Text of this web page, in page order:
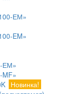
ЕМ»
EM»
ЕМ»
MF»
Новинка!